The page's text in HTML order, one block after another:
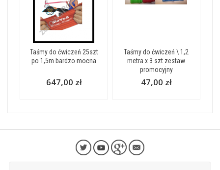
Taśmy do ćwiczeń 25szt
po 1,5m bardzo mocna
647,00 zł
Taśmy do ćwiczeń \ 1,2
metra x 3 szt zestaw
promocyjny
47,00 zł